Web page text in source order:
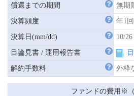
償還までの期間 無期
決算頻度 年1回
決算日(mm/dd) 10/26
目論見書 / 運用報告書
解約手数料 外枠
ファンドの費用※（